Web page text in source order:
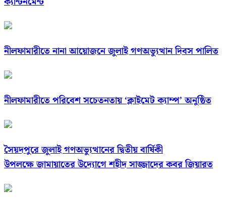
নীলফামারীতে নানা আয়োজনে জুলাই গণঅভ্যুত্থান দিবস পালিত
নীলফামারীতে পরিবেশ সচেতনতায় ‘ক্লাইমেট ক্যাম্প’ অনুষ্ঠিত
সৈয়দপুরে জুলাই গণঅভ্যুত্থানের দ্বিতীয় বার্ষিকী
উপলক্ষে জামায়াতের উদ্যোগে শহীদ সাজ্জাদের কবর জিয়ারত